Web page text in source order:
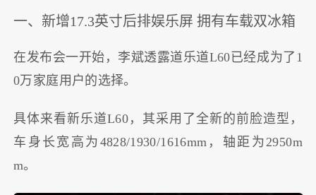
一、新增17.3英寸后排娱乐屏 拥有车载双冰箱
在发布会一开始，李斌透露道乐道L60已经成为了1
0万家庭用户的选择。
具体来看新乐道L60，其采用了全新的前脸造型，
车身长宽高为4828/1930/1616mm，轴距为2950m
m。